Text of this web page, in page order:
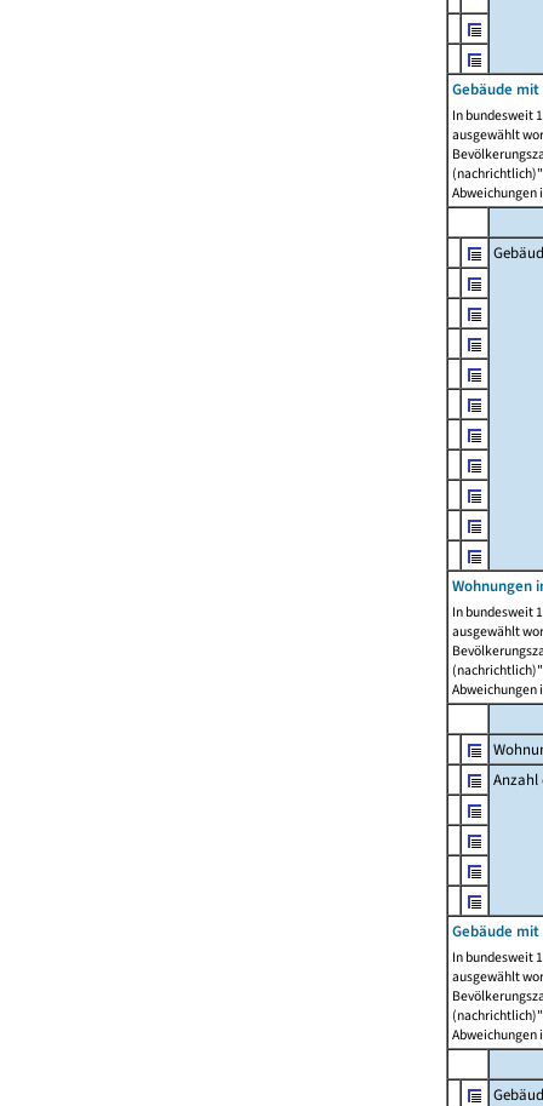
Gebäude
In bundesweit
ausgewählt
Abweichungen
Wohnungen
In bundesweit
ausgewählt
Abweichungen
Anzahl
Gebäude
In bundesweit
ausgewählt
Abweichungen